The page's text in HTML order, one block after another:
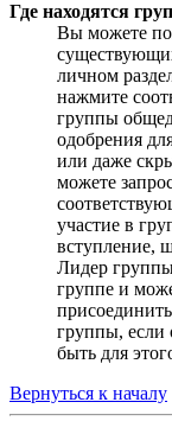
Где находятся
Вы можете
личном
нажмите
группы
одобрения
или даже
можете
участие в
вступление,
Лидер
группе и
группы, если
быть для
Вернуться к началу